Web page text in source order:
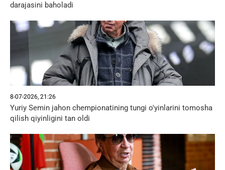
darajasini baholadi
8-07-2026, 21:26
Yuriy Semin jahon chempionatining tungi o'yinlarini tomosha
qilish qiyinligini tan oldi